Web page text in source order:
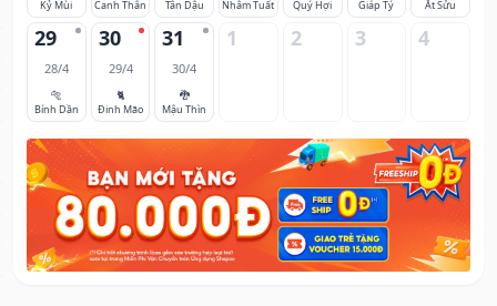
Kỷ Mùi
Canh Thân
Tân Dậu
Nhâm Tuất
Quý Hợi
Giáp Tý
Ất Sửu
29
28/4
🐅
Bính Dần
30
29/4
🐈
Đinh Mão
31
30/4
🐉
Mậu Thìn
1 2 3 4